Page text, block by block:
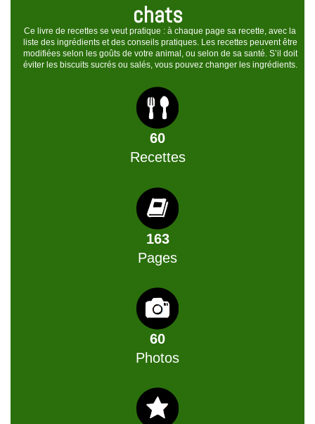
chats
Ce livre de recettes se veut pratique : à chaque page sa recette, avec la
liste des ingrédients et des conseils pratiques. Les recettes peuvent être
modifiées selon les goûts de votre animal, ou selon de sa santé. S’il doit
éviter les biscuits sucrés ou salés, vous pouvez changer les ingrédients.
60
Recettes
163
Pages
60
Photos